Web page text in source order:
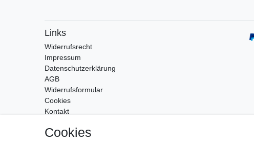
Links
Widerrufs­recht
Impressum
Daten­schutz­erklärung
AGB
Widerrufsformular
Cookies
Kontakt
Cookies